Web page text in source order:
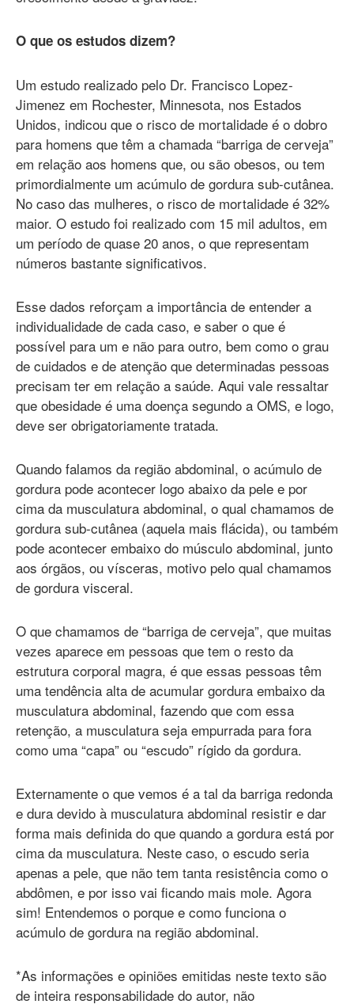
O que os estudos dizem?
Um estudo realizado pelo Dr. Francisco Lopez-
Jimenez em Rochester, Minnesota, nos Estados
Unidos, indicou que o risco de mortalidade é o dobro
para homens que têm a chamada “barriga de cerveja”
em relação aos homens que, ou são obesos, ou tem
primordialmente um acúmulo de gordura sub-cutânea.
No caso das mulheres, o risco de mortalidade é 32%
maior. O estudo foi realizado com 15 mil adultos, em
um período de quase 20 anos, o que representam
números bastante significativos.
Esse dados reforçam a importância de entender a
individualidade de cada caso, e saber o que é
possível para um e não para outro, bem como o grau
de cuidados e de atenção que determinadas pessoas
precisam ter em relação a saúde. Aqui vale ressaltar
que obesidade é uma doença segundo a OMS, e logo,
deve ser obrigatoriamente tratada.
Quando falamos da região abdominal, o acúmulo de
gordura pode acontecer logo abaixo da pele e por
cima da musculatura abdominal, o qual chamamos de
gordura sub-cutânea (aquela mais flácida), ou também
pode acontecer embaixo do músculo abdominal, junto
aos órgãos, ou vísceras, motivo pelo qual chamamos
de gordura visceral.
O que chamamos de “barriga de cerveja”, que muitas
vezes aparece em pessoas que tem o resto da
estrutura corporal magra, é que essas pessoas têm
uma tendência alta de acumular gordura embaixo da
musculatura abdominal, fazendo que com essa
retenção, a musculatura seja empurrada para fora
como uma “capa” ou “escudo” rígido da gordura.
Externamente o que vemos é a tal da barriga redonda
e dura devido à musculatura abdominal resistir e dar
forma mais definida do que quando a gordura está por
cima da musculatura. Neste caso, o escudo seria
apenas a pele, que não tem tanta resistência como o
abdômen, e por isso vai ficando mais mole. Agora
sim! Entendemos o porque e como funciona o
acúmulo de gordura na região abdominal.
*As informações e opiniões emitidas neste texto são
de inteira responsabilidade do autor, não